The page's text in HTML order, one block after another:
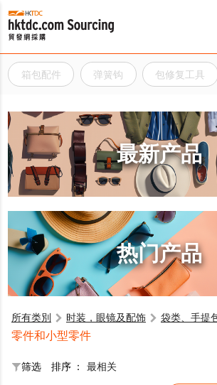
箱包配件 弹簧钩 包修复工具
最新产品
热门产品
所有类別 时装，眼镜及配饰 袋类、手提
零件和小型零件
筛选 排序 ： 最相关